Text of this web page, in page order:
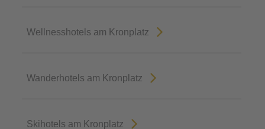
Wellnesshotels am Kronplatz
Wanderhotels am Kronplatz
Skihotels am Kronplatz